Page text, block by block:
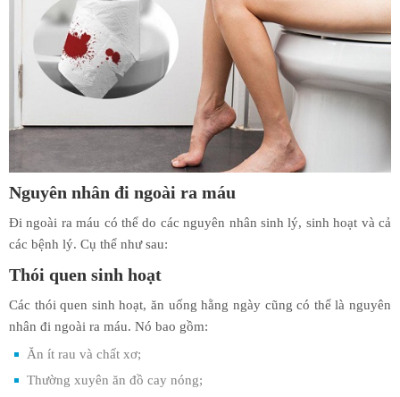
Nguyên nhân đi ngoài ra máu
Đi ngoài ra máu có thể do các nguyên nhân sinh lý, sinh hoạt và cả
các bệnh lý. Cụ thể như sau:
Thói quen sinh hoạt
Các thói quen sinh hoạt, ăn uống hằng ngày cũng có thể là nguyên
nhân đi ngoài ra máu. Nó bao gồm:
Ăn ít rau và chất xơ;
Thường xuyên ăn đồ cay nóng;